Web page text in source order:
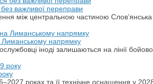
важливої переправи
між центральною частиною Слов’янська
Лиманському напрямку
іноді залишаються на лінії
роках та її технічне оснащення у